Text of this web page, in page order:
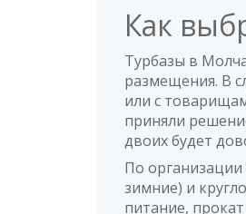
ловить рыбу в
тех, кто сам
другой рыбой
Полезный
Прохор
8
Как
Турбазы в
размещения. В
или с
приняли
двоих будет
По организации
зимние) и
питание,